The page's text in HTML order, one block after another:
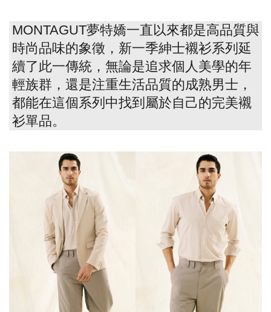
MONTAGUT夢特嬌一直以來都是高品質與
時尚品味的象徵，新一季紳士襯衫系列延
續了此一傳統，無論是追求個人美學的年
輕族群，還是注重生活品質的成熟男士，
都能在這個系列中找到屬於自己的完美襯
衫單品。